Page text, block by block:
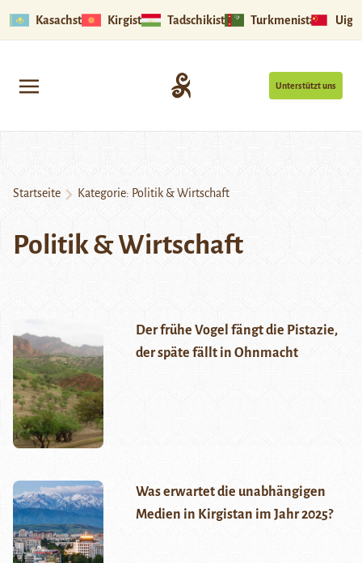
Kasachstan Kirgistan Tadschikistan Turkmenistan
Unterstützt uns
Startseite Kategorie: Politik & Wirtschaft
Politik & Wirtschaft
Der frühe Vogel fängt die Pistazie,
der späte fällt in Ohnmacht
Was erwartet die unabhängigen
Medien in Kirgistan im Jahr 2025?